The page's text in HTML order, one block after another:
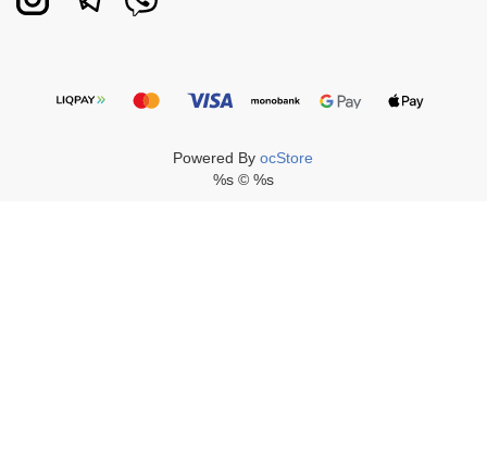
Powered ByocStore
%s © %s